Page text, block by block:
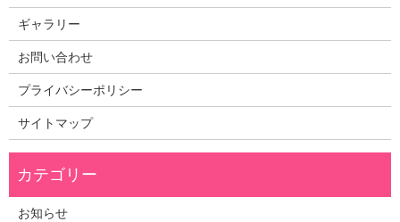
ギャラリー
お問い合わせ
プライバシーポリシー
サイトマップ
お知らせ